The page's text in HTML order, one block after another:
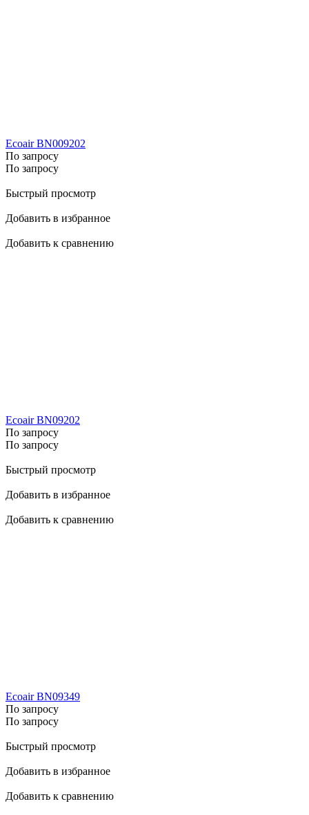
Ecoair BN009202
По запросу
По запросу
Быстрый просмотр
Добавить в избранное
Добавить к сравнению
Ecoair BN09202
По запросу
По запросу
Быстрый просмотр
Добавить в избранное
Добавить к сравнению
Ecoair BN09349
По запросу
По запросу
Быстрый просмотр
Добавить в избранное
Добавить к сравнению